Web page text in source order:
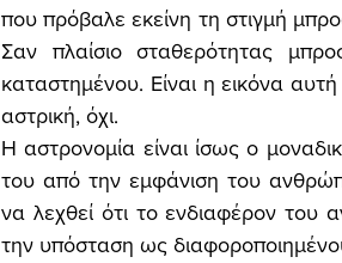
που πρόβαλε εκείνη τη στιγμή
Σαν πλαίσιο σταθερότητας
καταστημένου. Είναι η εικόνα
αστρική, όχι.
Η αστρονομία είναι ίσως ο
του από την εμφάνιση του
να λεχθεί ότι το ενδιαφέρον του
την υπόσταση ως